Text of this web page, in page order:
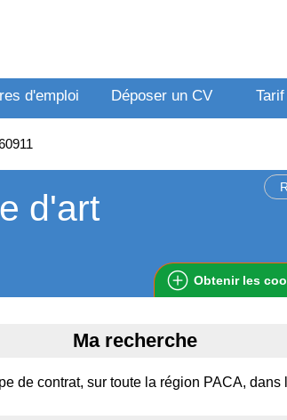
d'emploi Déposer un CV Tarif
d'art
Obtenir les
Ma recherche
de contrat, sur toute la région PACA, dans